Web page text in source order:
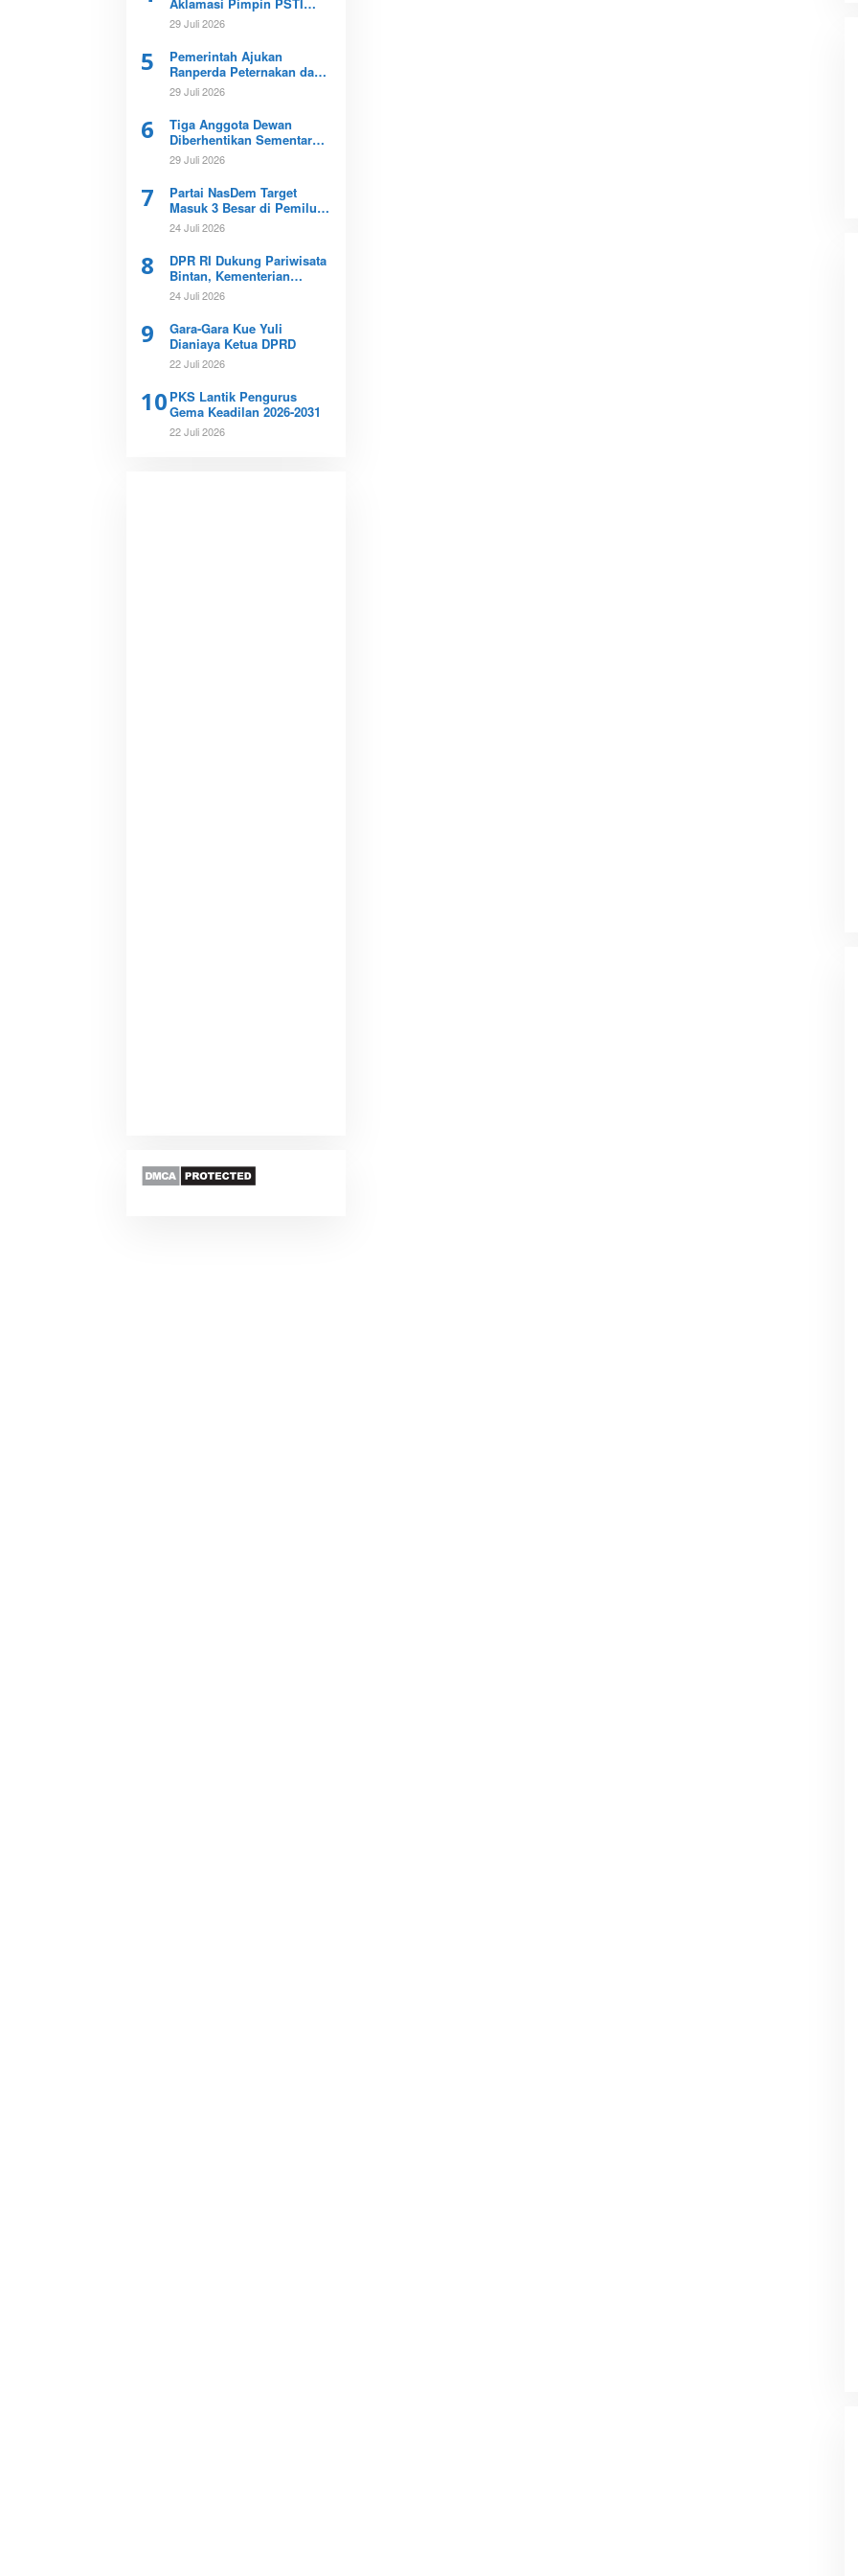
Kota Tanjungpinang
29 Juli 2026
5
Pemerintah Ajukan
Ranperda Peternakan dan
Kesehatan Hewan ke DPRD
Kepri
29 Juli 2026
6
Tiga Anggota Dewan
Diberhentikan Sementara
Buntut Kematian Dokter
Icha
29 Juli 2026
7
Partai NasDem Target
Masuk 3 Besar di Pemilu
2029
24 Juli 2026
8
DPR RI Dukung Pariwisata
Bintan, Kementerian
Imigrasi Diminta Tinjau
Ulang Bebas Visa
24 Juli 2026
9
Gara-Gara Kue Yuli
Dianiaya Ketua DPRD
22 Juli 2026
10 PKS Lantik Pengurus
Gema Keadilan 2026-2031
22 Juli 2026